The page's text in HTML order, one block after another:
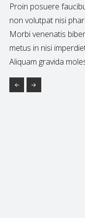
Proin posuere
non volutpat nisi
Morbi venenatis
metus in nisi
Aliquam gravida